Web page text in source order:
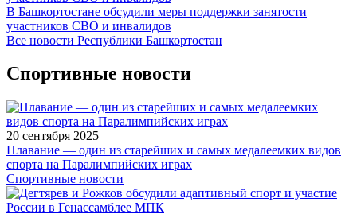
В Башкортостане обсудили меры поддержки занятости
участников СВО и инвалидов
Все новости Республики Башкортостан
Спортивные новости
20 сентября 2025
Плавание — один из старейших и самых медалеемких видов
спорта на Паралимпийских играх
Спортивные новости